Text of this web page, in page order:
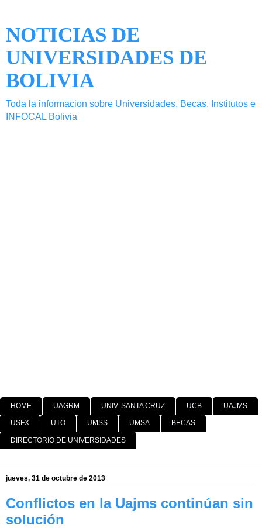
NOTICIAS DE
UNIVERSIDADES DE
BOLIVIA
Toda la informacion sobre Universidades, Becas, Institutos e
INFOCAL Bolivia
HOME UAGRM UNIV. SANTA CRUZ UCB UAJMS
USFX UTO UMSS UMSA BECAS
DIRECTORIO DE UNIVERSIDADES
jueves, 31 de octubre de 2013
Conflictos en la Uajms continúan sin
solución